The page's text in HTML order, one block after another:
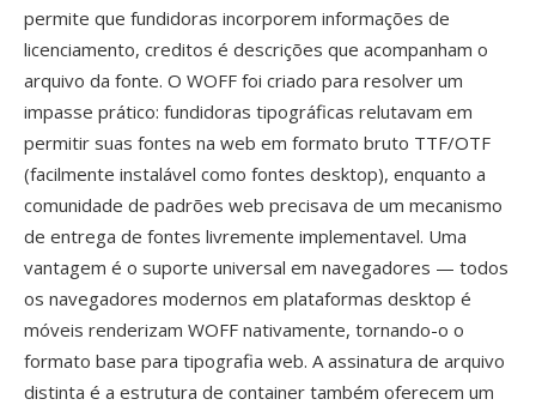
permite que fundidoras incorporem informações de
licenciamento, creditos é descrições que acompanham o
arquivo da fonte. O WOFF foi criado para resolver um
impasse prático: fundidoras tipográficas relutavam em
permitir suas fontes na web em formato bruto TTF/OTF
(facilmente instalável como fontes desktop), enquanto a
comunidade de padrões web precisava de um mecanismo
de entrega de fontes livremente implementavel. Uma
vantagem é o suporte universal em navegadores — todos
os navegadores modernos em plataformas desktop é
móveis renderizam WOFF nativamente, tornando-o o
formato base para tipografia web. A assinatura de arquivo
distinta é a estrutura de container também oferecem um